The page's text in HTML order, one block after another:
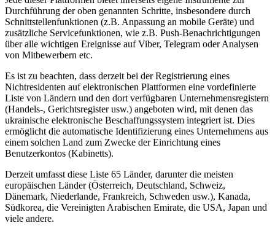
Durchführung der oben genannten Schritte, insbesondere durch
Schnittstellenfunktionen (z.B. Anpassung an mobile Geräte) und
zusätzliche Servicefunktionen, wie z.B. Push-Benachrichtigungen
über alle wichtigen Ereignisse auf Viber, Telegram oder Analysen
von Mitbewerbern etc.
Es ist zu beachten, dass derzeit bei der Registrierung eines
Nichtresidenten auf elektronischen Plattformen eine vordefinierte
Liste von Ländern und den dort verfügbaren Unternehmensregistern
(Handels-, Gerichtsregister usw.) angeboten wird, mit denen das
ukrainische elektronische Beschaffungssystem integriert ist. Dies
ermöglicht die automatische Identifizierung eines Unternehmens aus
einem solchen Land zum Zwecke der Einrichtung eines
Benutzerkontos (Kabinetts).
Derzeit umfasst diese Liste 65 Länder, darunter die meisten
europäischen Länder (Österreich, Deutschland, Schweiz,
Dänemark, Niederlande, Frankreich, Schweden usw.), Kanada,
Südkorea, die Vereinigten Arabischen Emirate, die USA, Japan und
viele andere.